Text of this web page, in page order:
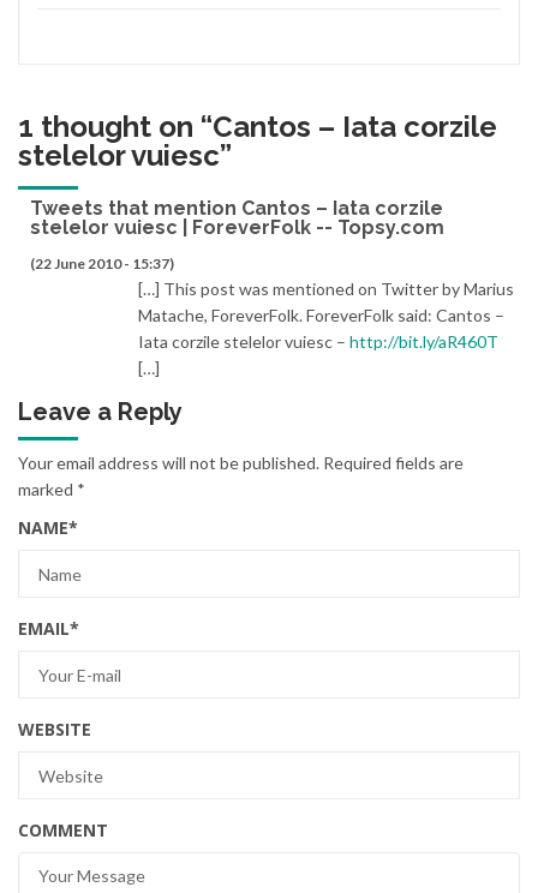
1 thought on “Cantos – Iata corzile
stelelor vuiesc”
Tweets that mention Cantos – Iata corzile
stelelor vuiesc | ForeverFolk -- Topsy.com
(22 June 2010 - 15:37)
[…] This post was mentioned on Twitter by Marius
Matache, ForeverFolk. ForeverFolk said: Cantos –
Iata corzile stelelor vuiesc – http://bit.ly/aR460T
[…]
Leave a Reply
Your email address will not be published. Required fields are
marked *
NAME*
EMAIL*
WEBSITE
COMMENT